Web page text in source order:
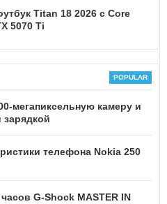
Titan 18 2026 с Core
5070 Ti
мегапиксельную камеру и
телефона Nokia 250
G-Shock MASTER IN